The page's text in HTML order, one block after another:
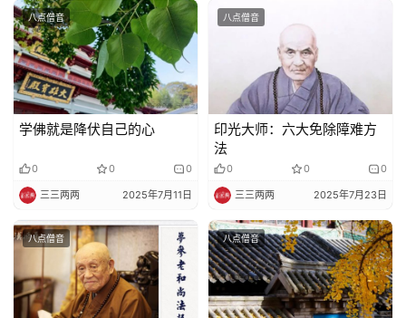
八点僧音
学佛就是降伏自己的心
0 0 0
三三两两 2025年7月11日
八点僧音
印光大师：六大免除障难方
法
0 0 0
三三两两 2025年7月23日
八点僧音 八点僧音